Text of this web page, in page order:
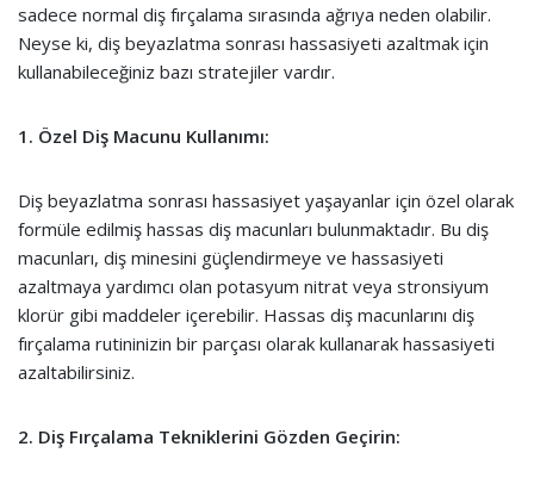
sadece normal diş fırçalama sırasında ağrıya neden olabilir.
Neyse ki, diş beyazlatma sonrası hassasiyeti azaltmak için
kullanabileceğiniz bazı stratejiler vardır.
1. Özel Diş Macunu Kullanımı:
Diş beyazlatma sonrası hassasiyet yaşayanlar için özel olarak
formüle edilmiş hassas diş macunları bulunmaktadır. Bu diş
macunları, diş minesini güçlendirmeye ve hassasiyeti
azaltmaya yardımcı olan potasyum nitrat veya stronsiyum
klorür gibi maddeler içerebilir. Hassas diş macunlarını diş
fırçalama rutininizin bir parçası olarak kullanarak hassasiyeti
azaltabilirsiniz.
2. Diş Fırçalama Tekniklerini Gözden Geçirin: